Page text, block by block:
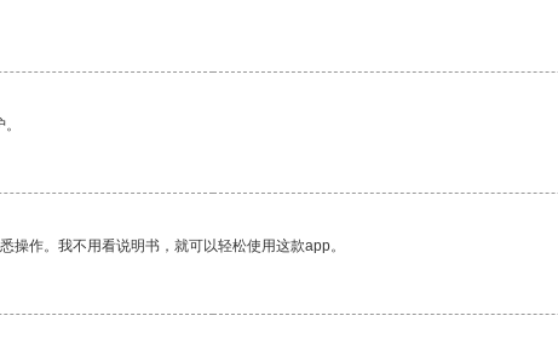
作。我不用看说明书，就可以轻松使用这款app。